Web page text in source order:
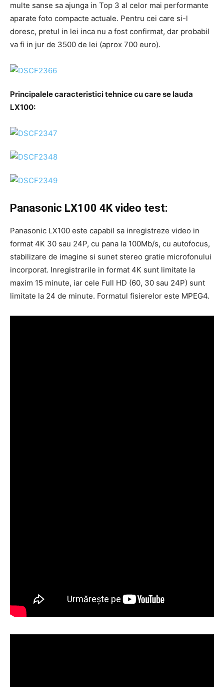
multe sanse sa ajunga in Top 3 al celor mai performante
aparate foto compacte actuale. Pentru cei care si-l
doresc, pretul in lei inca nu a fost confirmat, dar probabil
va fi in jur de 3500 de lei (aprox 700 euro).
Principalele caracteristici tehnice cu care se lauda
LX100:
Panasonic LX100 4K video test:
Panasonic LX100 este capabil sa inregistreze video in
format 4K 30 sau 24P, cu pana la 100Mb/s, cu autofocus,
stabilizare de imagine si sunet stereo gratie microfonului
incorporat. Inregistrarile in format 4K sunt limitate la
maxim 15 minute, iar cele Full HD (60, 30 sau 24P) sunt
limitate la 24 de minute. Formatul fisierelor este MPEG4.